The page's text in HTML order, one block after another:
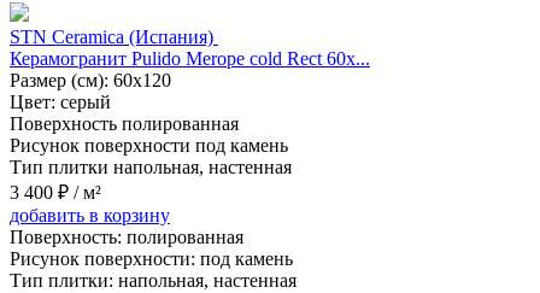
STN Ceramica (Испания)
Керамогранит Pulido Merope cold Rect 60x...
Размер (см): 60x120
Цвет: серый
Поверхность полированная
Рисунок поверхности под камень
Тип плитки напольная, настенная
3 400 ₽ / м²
добавить в корзину
Поверхность: полированная
Рисунок поверхности: под камень
Тип плитки: напольная, настенная